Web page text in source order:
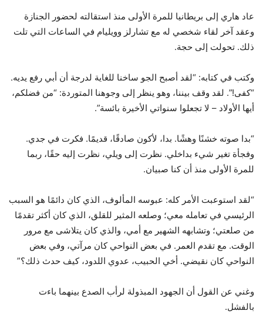
عاد هاري إلى بريطانيا للمرة الأولى منذ استقالته لحضور الجنازة
وعقد آخر لقاء شخصي له مع تشارلز وويليام في الساعات التي تلت
ذلك. تحولت إلى حجة.
وكتب في كتابه: “لقد أصبح الجو ساخنا للغاية لدرجة أن أبي رفع يديه.
“كفى!”. لقد وقف بيننا، وهو ينظر إلى وجوهنا المتوردة: “من فضلكم،
أيها الأولاد – لا تجعلوا سنواتي الأخيرة بائسة”.
“بدا صوته خشنًا وهشًا. بدا، لأكون صادقًا، قديمًا. فكرت في جدي.
وفجأة تغير شيء بداخلي. نظرت إلى ويلي، نظرت إليه حقًا، ربما
للمرة الأولى منذ أن كنا صبيان.
“لقد استوعبت الأمر كله: عبوسه المألوف، الذي كان دائمًا هو السبب
الرئيسي في تعامله معي؛ وصلعه المثير للقلق، الذي كان أكثر تقدمًا
من صلعتي؛ وتشابهه الشهير مع أمي، والذي كان يتلاشى مع مرور
الوقت. مع تقدم العمر. في بعض النواحي كان مرآتي، وفي بعض
النواحي كان نقيضي. أخي الحبيب، عدوي اللدود، كيف حدث ذلك؟”
وغني عن القول أن الجهود المبذولة لرأب الصدع بينهما باءت
بالفشل.